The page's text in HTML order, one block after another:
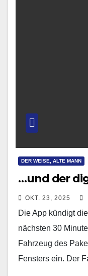
DER WEISE, ALTE MANN
…und der
OKT. 23, 2025
Die App kündigt
nächsten 30
Fahrzeug des
Fensters ein. Der